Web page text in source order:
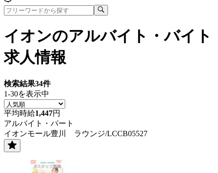
イオンのアルバイト・バイト
求人情報
検索結果34件
1-30を表示中
平均時給1,447円
アルバイト・パート
イオンモール豊川 ラウンジ/LCCB05527